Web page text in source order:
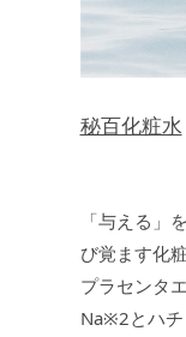
秘百化粧水
「与える」
び覚ます化粧
プラセンタ
Na※2とハ